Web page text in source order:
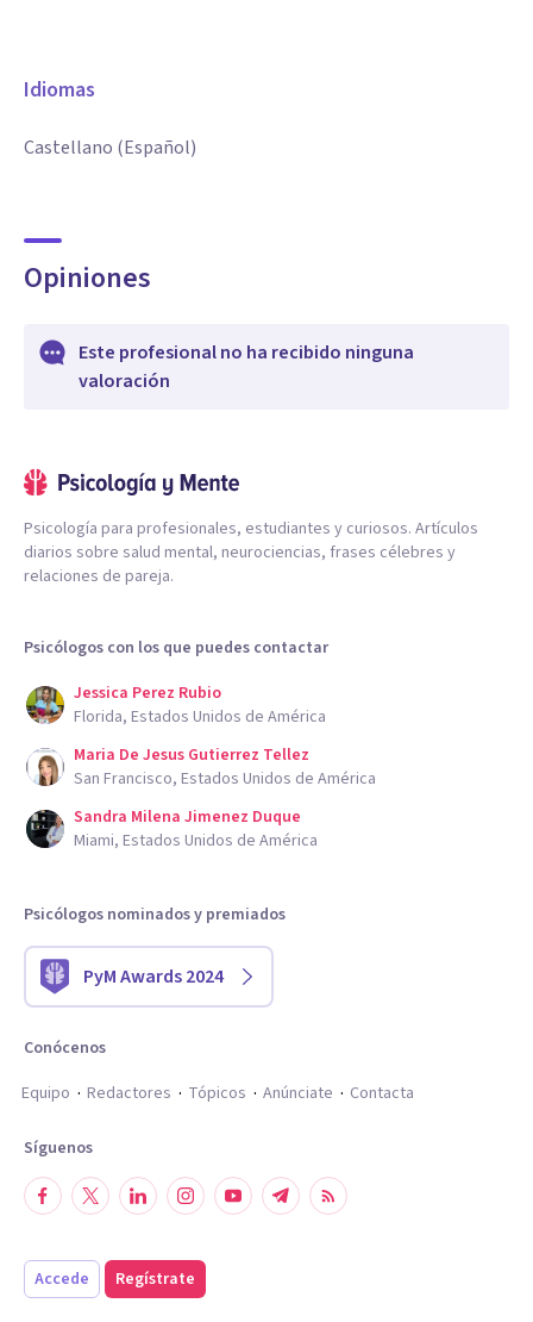
Idiomas
Castellano (Español)
Opiniones
Este profesional no ha recibido ninguna
valoración
Psicología para profesionales, estudiantes y curiosos. Artículos
diarios sobre salud mental, neurociencias, frases célebres y
relaciones de pareja.
Psicólogos con los que puedes contactar
Jessica Perez Rubio
Florida, Estados Unidos de América
Maria De Jesus Gutierrez Tellez
San Francisco, Estados Unidos de América
Sandra Milena Jimenez Duque
Miami, Estados Unidos de América
Psicólogos nominados y premiados
PyM Awards 2024
Conócenos
Equipo
Redactores Tópicos Anúnciate Contacta
Síguenos
Accede Regístrate